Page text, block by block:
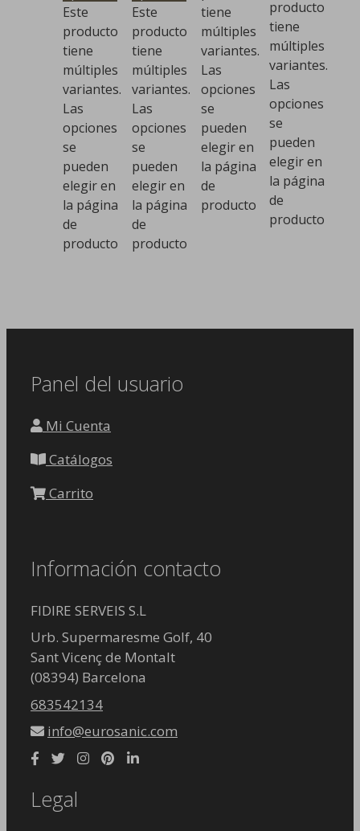
Este
producto
tiene
múltiples
variantes.
Las
opciones
se
pueden
elegir en
la página
de
producto
Este
producto
tiene
múltiples
variantes.
Las
opciones
se
pueden
elegir en
la página
de
producto
tiene
múltiples
variantes.
Las
opciones
se
pueden
elegir en
la página
de
producto
producto
tiene
múltiples
variantes.
Las
opciones
se
pueden
elegir en
la página
de
producto
Panel del usuario
Mi Cuenta
Catálogos
Carrito
Información contacto
FIDIRE SERVEIS S.L
Urb. Supermaresme Golf, 40
Sant Vicenç de Montalt
(08394) Barcelona
683542134
info@eurosanic.com
Legal